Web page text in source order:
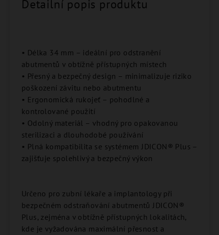
Detailní popis produktu
• Délka 34 mm – ideální pro odstranění
abutmentů v obtížně přístupných místech
• Přesný a bezpečný design – minimalizuje riziko
poškození závitu nebo abutmentu
• Ergonomická rukojeť – pohodlné a
kontrolované použití
• Odolný materiál – vhodný pro opakovanou
sterilizaci a dlouhodobé používání
• Plná kompatibilita se systémem JDICON® Plus –
zajišťuje spolehlivý a bezpečný výkon
Určeno pro zubní lékaře a implantology při
bezpečném odstraňování abutmentů JDICON®
Plus, zejména v obtížně přístupných lokalitách,
kde je vyžadována maximální přesnost a